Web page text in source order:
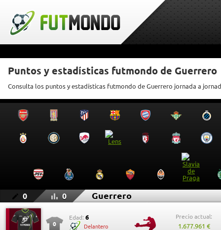
Puntos y estadísticas futmondo de Guerrero
Consulta los puntos y estadísticas futmondo de Guerrero jornada a
0 0 Guerrero
0
Edad: 6
Delantero
Precio actual:
1.677.961 €